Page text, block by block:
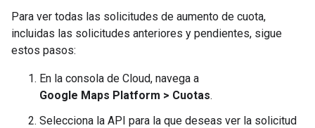
Para ver todas las solicitudes de aumento de cuota,
incluidas las solicitudes anteriores y pendientes, sigue
estos pasos:
En la consola de Cloud, navega a
Google Maps Platform > Cuotas.
Selecciona la API para la que deseas ver la solicitud